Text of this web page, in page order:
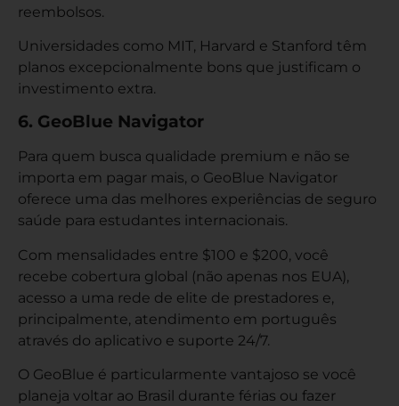
reembolsos.
Universidades como MIT, Harvard e Stanford têm
planos excepcionalmente bons que justificam o
investimento extra.
6. GeoBlue Navigator
Para quem busca qualidade premium e não se
importa em pagar mais, o GeoBlue Navigator
oferece uma das melhores experiências de seguro
saúde para estudantes internacionais.
Com mensalidades entre $100 e $200, você
recebe cobertura global (não apenas nos EUA),
acesso a uma rede de elite de prestadores e,
principalmente, atendimento em português
através do aplicativo e suporte 24/7.
O GeoBlue é particularmente vantajoso se você
planeja voltar ao Brasil durante férias ou fazer